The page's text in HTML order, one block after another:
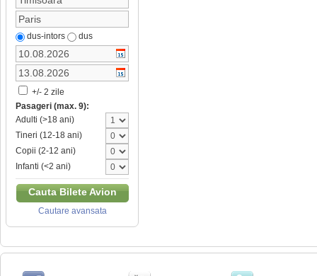
dus-intors dus
+/- 2 zile
Pasageri (max. 9):
Adulti (>18 ani)
Tineri (12-18 ani)
Copii (2-12 ani)
Infanti (<2 ani)
Cauta Bilete Avion
Cautare avansata